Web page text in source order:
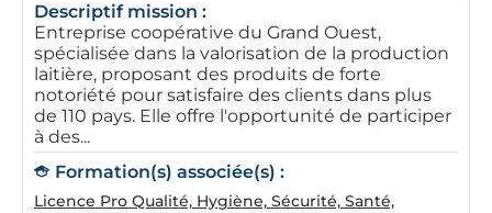
Descriptif mission :
Entreprise coopérative du Grand Ouest,
spécialisée dans la valorisation de la production
laitière, proposant des produits de forte
notoriété pour satisfaire des clients dans plus
de 110 pays. Elle offre l'opportunité de participer
à des...
Formation(s) associée(s) :
Licence Pro Qualité, Hygiène, Sécurité, Santé,